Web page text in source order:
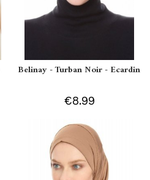
Belinay - Turban Noir - Ecardin
€8.99